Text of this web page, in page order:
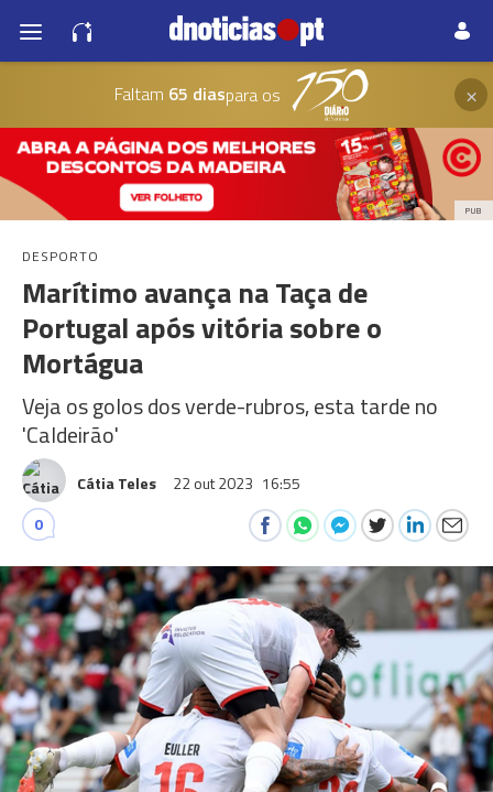
Faltam 65 diaspara os ×
PUB
DESPORTO
Marítimo avança na Taça de
Portugal após vitória sobre o
Mortágua
Veja os golos dos verde-rubros, esta tarde no
'Caldeirão'
Cátia Teles 22 out 2023 16:55
0